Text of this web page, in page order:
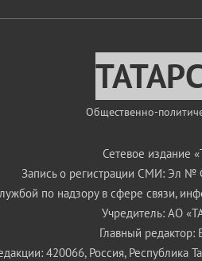
Общественно-
Сетевое издание
Запись о регистрации СМИ: Эл №
по надзору в сфере связи,
Учредитель: АО
Главный редактор:
420066, Россия, Республика